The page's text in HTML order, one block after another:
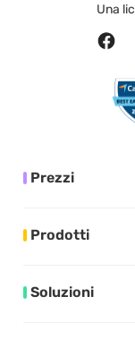
Una
Prezzi
Prodotti
Soluzioni